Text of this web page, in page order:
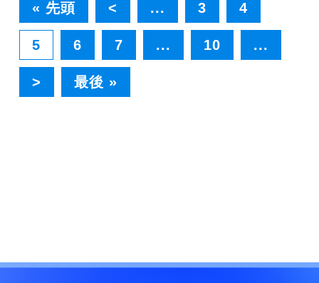
« 先頭 < ... 3 4
5 6 7 ... 10 ...
> 最後 »